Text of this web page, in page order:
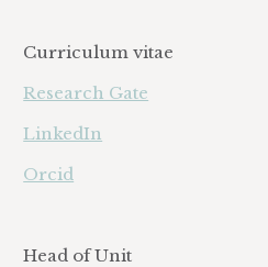
Curriculum vitae
Research Gate
LinkedIn
Orcid
Head of Unit